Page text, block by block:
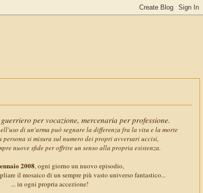
per vocazione, mercenaria per professione.
di un'arma può segnare la differenza fra la vita e la morte
persona si misura sul numero dei propri avversari uccisi,
nuove sfide per offrire un senso alla propria esistenza.
2008, ogni giorno un nuovo episodio,
il mosaico di un sempre più vasto universo fantastico...
... in ogni propria accezione!